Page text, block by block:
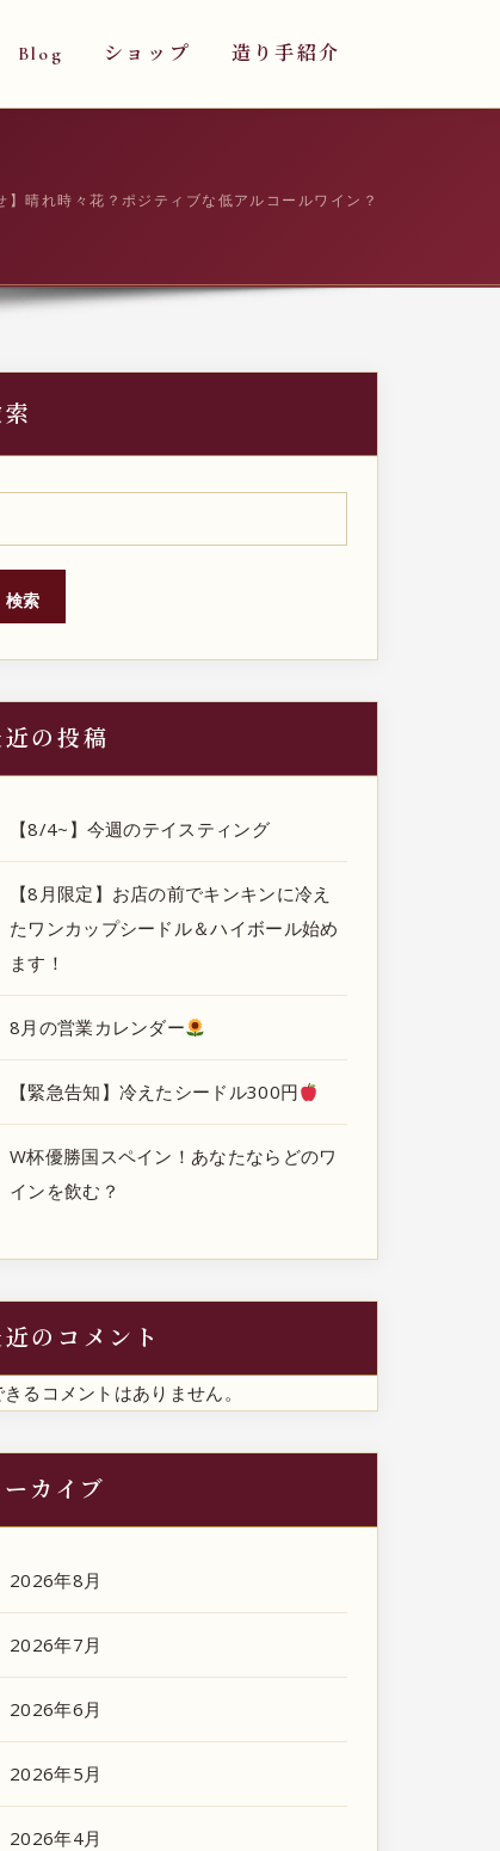
Blog ショップ 造り手紹介
】晴れ時々花？ポジティブな低アルコールワイン？
検索
近の投稿
【8/4~】今週のテイスティング
【8月限定】お店の前でキンキンに冷え
たワンカップシードル＆ハイボール始め
ます！
8月の営業カレンダー
【緊急告知】冷えたシードル300円
W杯優勝国スペイン！あなたならどのワ
インを飲む？
のコメント
るコメントはありません。
ーカイブ
2026年8月
2026年7月
2026年6月
2026年5月
2026年4月